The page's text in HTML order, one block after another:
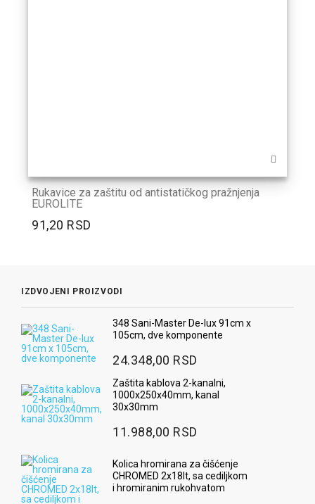
Rukavice za zaštitu od antistatičkog pražnjenja
EUROLITE
91,20 RSD
IZDVOJENI PROIZVODI
348 Sani-Master De-lux 91cm x
105cm, dve komponente
24.348,00 RSD
Zaštita kablova 2-kanalni,
1000x250x40mm, kanal
30x30mm
11.988,00 RSD
Kolica hromirana za čišćenje
CHROMED 2x18lt, sa cediljkom
i hromiranim rukohvatom